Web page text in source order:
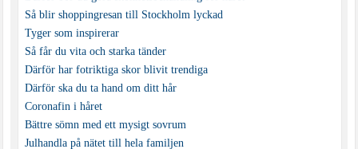
Så blir shoppingresan till Stockholm lyckad
Tyger som inspirerar
Så får du vita och starka tänder
Därför har fotriktiga skor blivit trendiga
Därför ska du ta hand om ditt hår
Coronafin i håret
Bättre sömn med ett mysigt sovrum
Julhandla på nätet till hela familjen